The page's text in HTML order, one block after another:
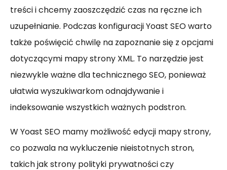
treści i chcemy zaoszczędzić czas na ręczne ich
uzupełnianie. Podczas konfiguracji Yoast SEO warto
także poświęcić chwilę na zapoznanie się z opcjami
dotyczącymi mapy strony XML. To narzędzie jest
niezwykle ważne dla technicznego SEO, ponieważ
ułatwia wyszukiwarkom odnajdywanie i
indeksowanie wszystkich ważnych podstron.
W Yoast SEO mamy możliwość edycji mapy strony,
co pozwala na wykluczenie nieistotnych stron,
takich jak strony polityki prywatności czy